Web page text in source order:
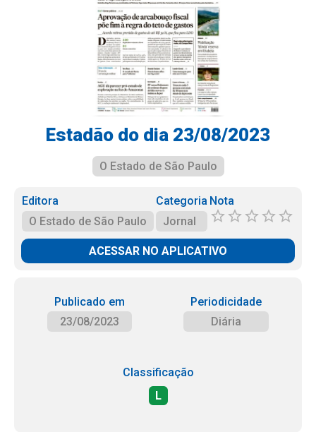
Estadão do dia 23/08/2023
O Estado de São Paulo
Editora
O Estado de São Paulo
Categoria
Jornal
Nota
ACESSAR NO APLICATIVO
Publicado em
23/08/2023
Periodicidade
Diária
Classificação
L